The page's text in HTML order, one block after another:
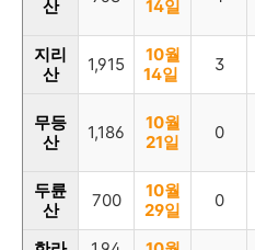
산 14일
지리
산
1,915
10월
14일
3
무등
산
1,186
10월
21일
0
두륜
산
700
10월
29일
0